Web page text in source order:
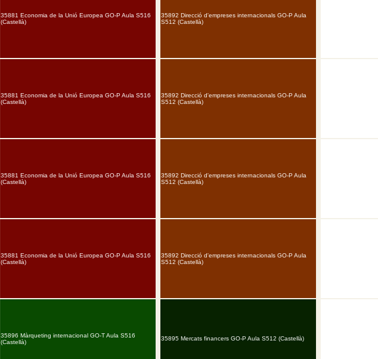
35881 Economia de la Unió Europea GO-P Aula S516
(Castellà)
35881 Economia de la Unió Europea GO-P Aula S516
(Castellà)
35881 Economia de la Unió Europea GO-P Aula S516
(Castellà)
35881 Economia de la Unió Europea GO-P Aula S516
(Castellà)
35896 Màrqueting internacional GO-T Aula S516
(Castellà)
35892 Direcció d'empreses internacionals GO-P Aula
S512 (Castellà)
35892 Direcció d'empreses internacionals GO-P Aula
S512 (Castellà)
35892 Direcció d'empreses internacionals GO-P Aula
S512 (Castellà)
35892 Direcció d'empreses internacionals GO-P Aula
S512 (Castellà)
35895 Mercats financers GO-P Aula S512 (Castellà)